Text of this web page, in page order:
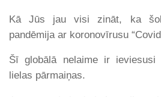
Kā Jūs jau visi zināt, ka
pandēmija ar koronovīrusu
Šī globālā nelaime ir
lielas pārmaiņas.